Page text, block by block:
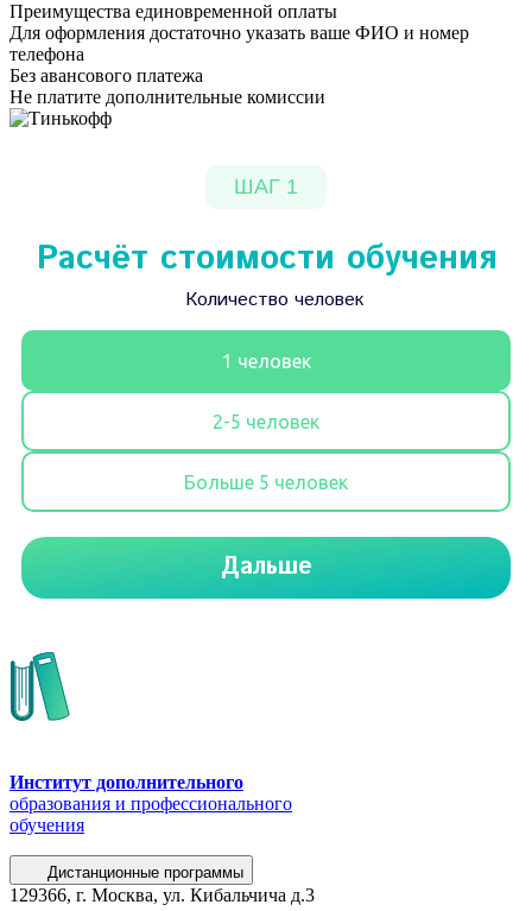
Преимущества единовременной оплаты
Для оформления достаточно указать ваше ФИО и номер
телефона
Без авансового платежа
Не платите дополнительные комиссии
Институт дополнительного
образования и профессионального
обучения
Дистанционные программы
129366, г. Москва, ул. Кибальчича д.3